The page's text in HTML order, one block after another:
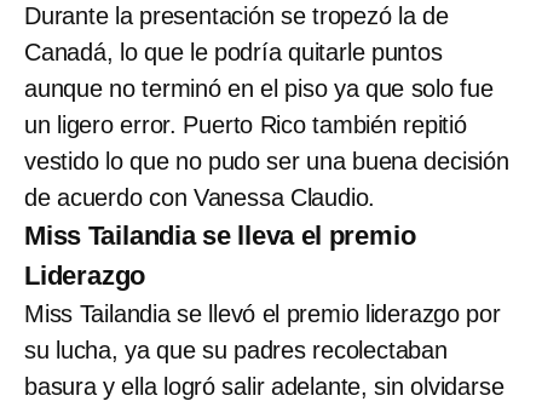
Durante la presentación se tropezó la de
Canadá, lo que le podría quitarle puntos
aunque no terminó en el piso ya que solo fue
un ligero error. Puerto Rico también repitió
vestido lo que no pudo ser una buena decisión
de acuerdo con Vanessa Claudio.
Miss Tailandia se lleva el premio
Liderazgo
Miss Tailandia se llevó el premio liderazgo por
su lucha, ya que su padres recolectaban
basura y ella logró salir adelante, sin olvidarse